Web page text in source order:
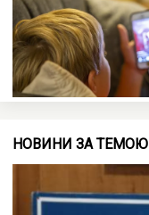
НОВИНИ ЗА ТЕМОЮ